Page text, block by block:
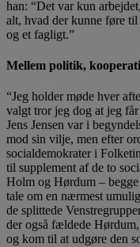
han: “Det var kun
alt, hvad der kunne føre
og et fagligt.”
Mellem politik,
“Jeg holder møde hver
valgt tror jeg dog at jeg
Jens Jensen var i
mod sin vilje, men efter
socialdemokrater i
til supplement af de to
Holm og Hørdum –
tale om en nærmest
de splittede
der også fældede
og kom til at udgøre den